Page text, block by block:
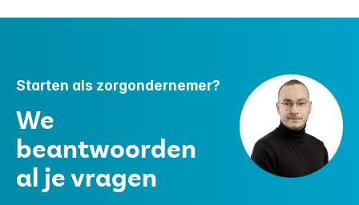
tegenover iemands mogelijkheden zonder de
Starten als zorgondernemer?
We
beantwoorden
al je vragen